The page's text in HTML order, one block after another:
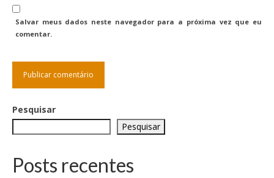
Salvar meus dados neste navegador para a próxima vez que eu
comentar.
Pesquisar
Pesquisar
Posts recentes